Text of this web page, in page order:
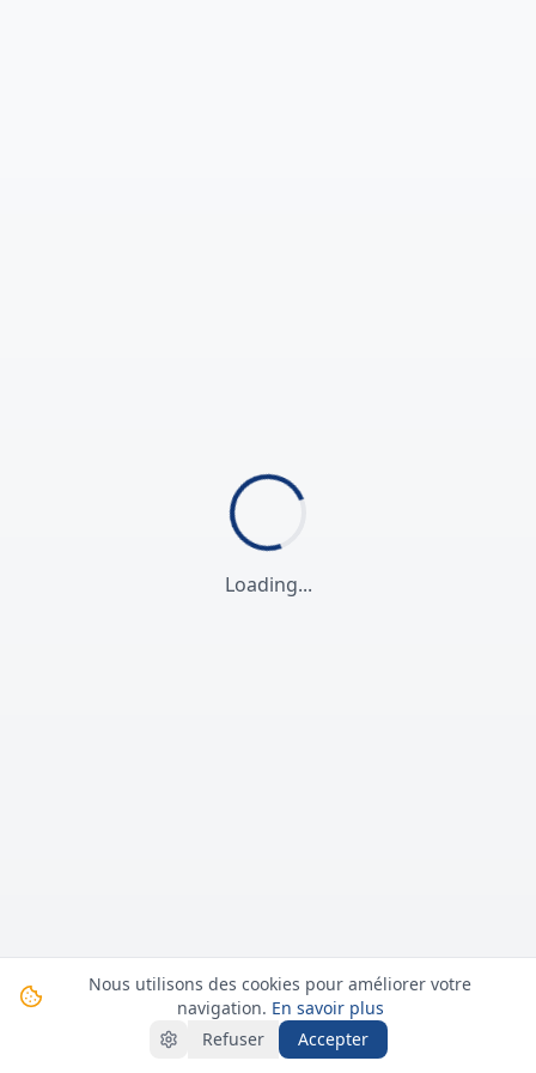
Loading...
Nous utilisons des cookies pour améliorer votre
navigation. En savoir plus
Refuser
Accepter